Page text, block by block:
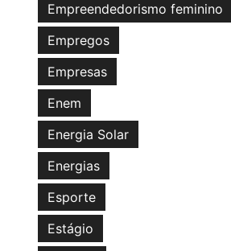
Empreendedorismo feminino
Empregos
Empresas
Enem
Energia Solar
Energias
Esporte
Estágio